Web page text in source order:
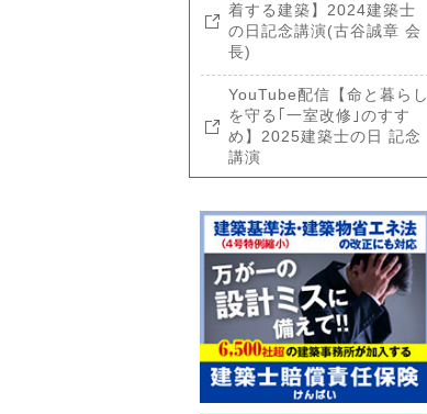
着する建築】2024建築士
の日記念講演(古谷誠章 会
長)
YouTube配信【命と暮らし
を守る｢一室改修｣のすす
め】2025建築士の日 記念
講演